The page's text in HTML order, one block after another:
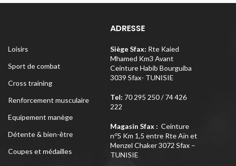
Loisirs
Sport de combat
Cross training
Renforcement musculaire
Equipement manège
Détente & bien-être
Coupes et médailles
ADRESSE
Siège Sfax: Rte Kaied
Mhamed Km3 Avant
Ceinture Habib Bourguiba
3039 Sfax- TUNISIE
Tel: 70 295 250 / 74 426
222
Magasin Sfax : Ceinture
no5 Km 1,5 entre Rte Aïn et
Menzel Chaker 3072 Sfax –
TUNISIE